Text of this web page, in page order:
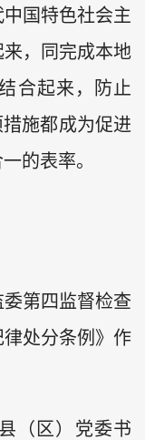
国特色社会主
，同完成本地
合起来，防止
施都成为促进
的表率。
第四监督检查
处分条例》作
（区）党委书